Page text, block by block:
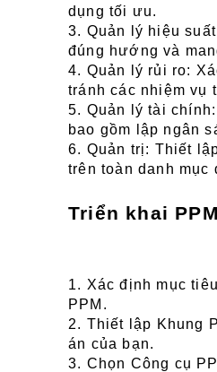
dụng tối ưu.
3. Quản lý hiệu
đúng hướng và
4. Quản lý rủi ro:
tránh các nhiệm vụ
5. Quản lý tài
bao gồm lập ngân
6. Quản trị: Thiết
trên toàn danh mục
Triển khai
1. Xác định mục
PPM.
2. Thiết lập Khung
án của bạn.
3. Chọn Công cụ